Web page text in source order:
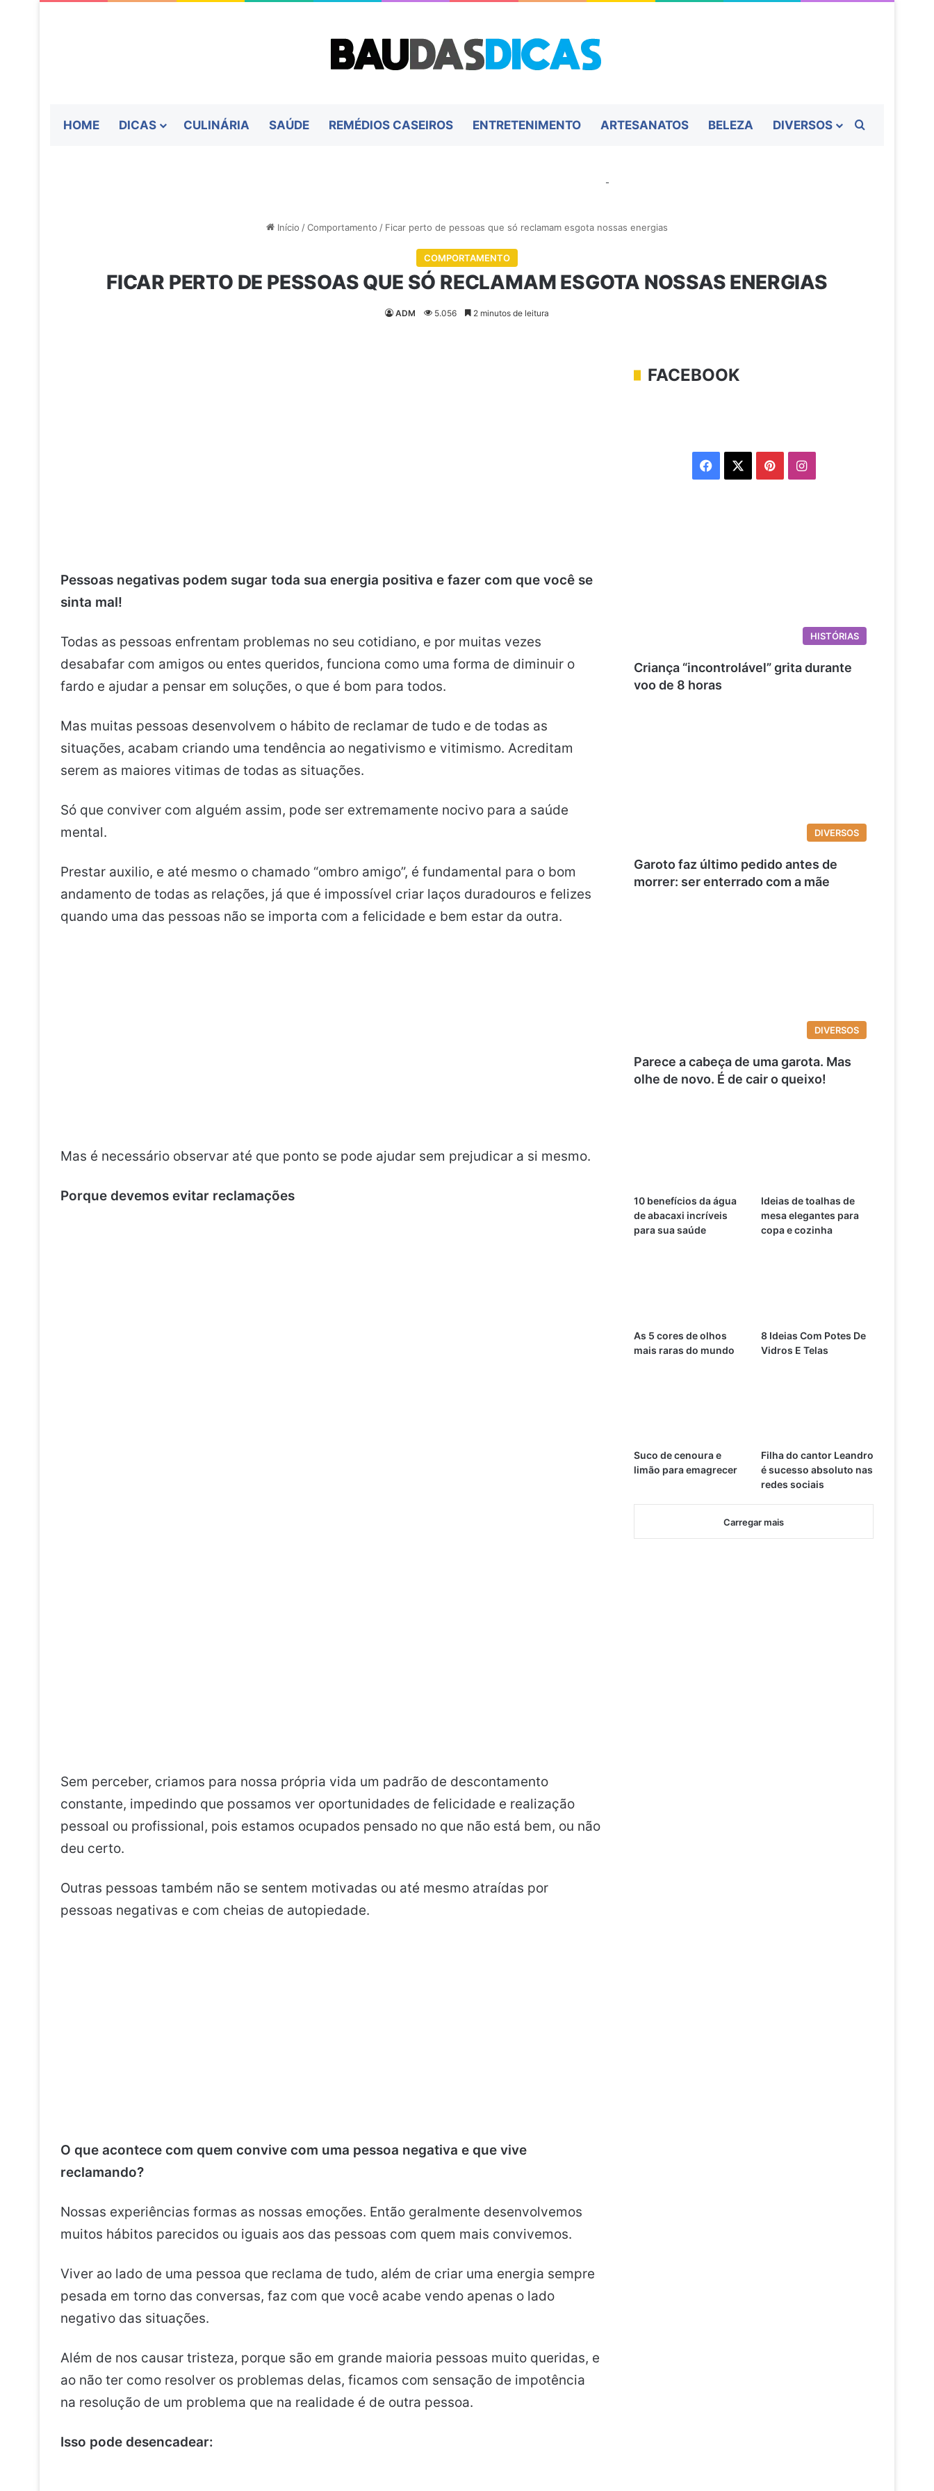
HOME DICAS CULINÁRIA SAÚDE REMÉDIOS CASEIROS ENTRETENIMENTO ARTESANATOS BELEZA DIVERSOS
-
Início /Comportamento / Ficar perto de pessoas que só reclamam esgota nossas energias
COMPORTAMENTO
FICAR PERTO DE PESSOAS QUE SÓ RECLAMAM ESGOTA NOSSAS ENERGIAS
ADM 5.056 2 minutos de leitura
Pessoas negativas podem sugar toda sua energia positiva e fazer com que você se
sinta mal!
Todas as pessoas enfrentam problemas no seu cotidiano, e por muitas vezes
desabafar com amigos ou entes queridos, funciona como uma forma de diminuir o
fardo e ajudar a pensar em soluções, o que é bom para todos.
Mas muitas pessoas desenvolvem o hábito de reclamar de tudo e de todas as
situações, acabam criando uma tendência ao negativismo e vitimismo. Acreditam
serem as maiores vitimas de todas as situações.
Só que conviver com alguém assim, pode ser extremamente nocivo para a saúde
mental.
Prestar auxilio, e até mesmo o chamado “ombro amigo”, é fundamental para o bom
andamento de todas as relações, já que é impossível criar laços duradouros e felizes
quando uma das pessoas não se importa com a felicidade e bem estar da outra.
Mas é necessário observar até que ponto se pode ajudar sem prejudicar a si mesmo.
Porque devemos evitar reclamações
Sem perceber, criamos para nossa própria vida um padrão de descontamento
constante, impedindo que possamos ver oportunidades de felicidade e realização
pessoal ou profissional, pois estamos ocupados pensado no que não está bem, ou não
deu certo.
Outras pessoas também não se sentem motivadas ou até mesmo atraídas por
pessoas negativas e com cheias de autopiedade.
O que acontece com quem convive com uma pessoa negativa e que vive
reclamando?
Nossas experiências formas as nossas emoções. Então geralmente desenvolvemos
muitos hábitos parecidos ou iguais aos das pessoas com quem mais convivemos.
Viver ao lado de uma pessoa que reclama de tudo, além de criar uma energia sempre
pesada em torno das conversas, faz com que você acabe vendo apenas o lado
negativo das situações.
Além de nos causar tristeza, porque são em grande maioria pessoas muito queridas, e
ao não ter como resolver os problemas delas, ficamos com sensação de impotência
na resolução de um problema que na realidade é de outra pessoa.
Isso pode desencadear:
FACEBOOK
Facebook PinterestInstagram
HISTÓRIAS
Criança “incontrolável” grita durante
voo de 8 horas
DIVERSOS
Garoto faz último pedido antes de
morrer: ser enterrado com a mãe
DIVERSOS
Parece a cabeça de uma garota. Mas
olhe de novo. É de cair o queixo!
10 benefícios da água
de abacaxi incríveis
para sua saúde
Ideias de toalhas de
mesa elegantes para
copa e cozinha
As 5 cores de olhos
mais raras do mundo
8 Ideias Com Potes De
Vidros E Telas
Suco de cenoura e
limão para emagrecer
Filha do cantor Leandro
é sucesso absoluto nas
redes sociais
Carregar mais